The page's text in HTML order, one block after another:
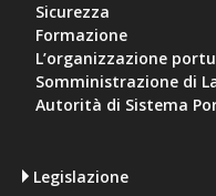
Sicurezza
Formazione
L’organizzazione
Somministrazione di
Autorità di Sistema
Legislazione